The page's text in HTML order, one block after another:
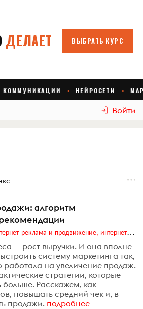
Войти
алгоритм
Digital (web-дизайн, интернет-реклама и продвижение, интернет-сообщества и блоги, интернет-коммуникации, мобильный маркетинг, реклама на цифровых экранах)
— рост выручки. И она вполне
систему маркетинга так,
работала на увеличение продаж.
стратегии, которые
больше. Расскажем, как
повышать средний чек и, в
продажи. подробнее